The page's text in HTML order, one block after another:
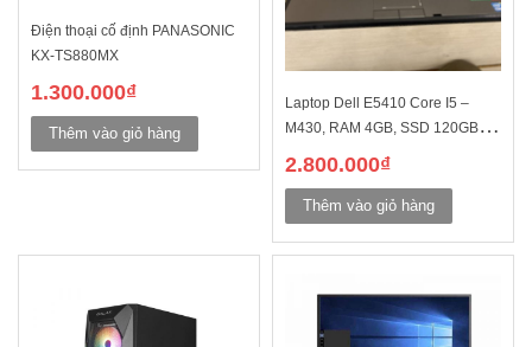
Điện thoại cố định PANASONIC
KX-TS880MX
1.300.000₫
Thêm vào giỏ hàng
Laptop Dell E5410 Core I5 –
M430, RAM 4GB, SSD 120GB,
2.800.000₫
Thêm vào giỏ hàng